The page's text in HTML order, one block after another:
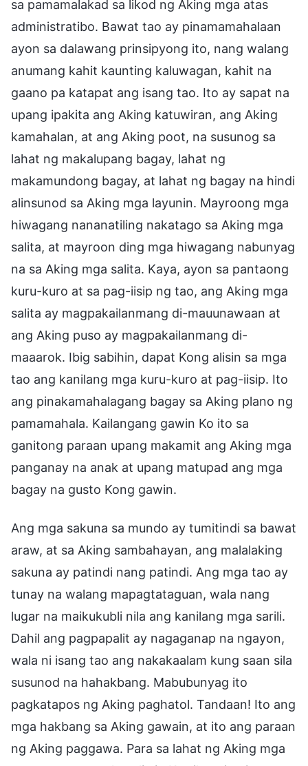
sa pamamalakad sa likod ng Aking mga atas
administratibo. Bawat tao ay pinamamahalaan
ayon sa dalawang prinsipyong ito, nang walang
anumang kahit kaunting kaluwagan, kahit na
gaano pa katapat ang isang tao. Ito ay sapat na
upang ipakita ang Aking katuwiran, ang Aking
kamahalan, at ang Aking poot, na susunog sa
lahat ng makalupang bagay, lahat ng
makamundong bagay, at lahat ng bagay na hindi
alinsunod sa Aking mga layunin. Mayroong mga
hiwagang nananatiling nakatago sa Aking mga
salita, at mayroon ding mga hiwagang nabunyag
na sa Aking mga salita. Kaya, ayon sa pantaong
kuru-kuro at sa pag-iisip ng tao, ang Aking mga
salita ay magpakailanmang di-mauunawaan at
ang Aking puso ay magpakailanmang di-
maaarok. Ibig sabihin, dapat Kong alisin sa mga
tao ang kanilang mga kuru-kuro at pag-iisip. Ito
ang pinakamahalagang bagay sa Aking plano ng
pamamahala. Kailangang gawin Ko ito sa
ganitong paraan upang makamit ang Aking mga
panganay na anak at upang matupad ang mga
bagay na gusto Kong gawin.
Ang mga sakuna sa mundo ay tumitindi sa bawat
araw, at sa Aking sambahayan, ang malalaking
sakuna ay patindi nang patindi. Ang mga tao ay
tunay na walang mapagtataguan, wala nang
lugar na maikukubli nila ang kanilang mga sarili.
Dahil ang pagpapalit ay nagaganap na ngayon,
wala ni isang tao ang nakakaalam kung saan sila
susunod na hahakbang. Mabubunyag ito
pagkatapos ng Aking paghatol. Tandaan! Ito ang
mga hakbang sa Aking gawain, at ito ang paraan
ng Aking paggawa. Para sa lahat ng Aking mga